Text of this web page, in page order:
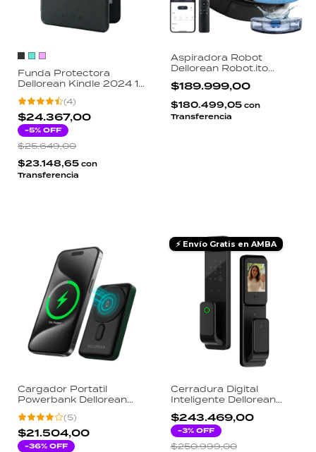
Funda Protectora
Dellorean Kindle 2024 11
Generacion 6 Pulgadas
Smart Case Magnetica
Antirayaduras Diseño
Slim
(4)
$24.367,00
-5% OFF
$25.649,00
$23.148,65 con
Transferencia
Aspiradora Robot
Dellorean Robot.ito
Barre Trapea WiFi App
Tuya Google Alexa
Sensores Antichoque
$189.999,00
$180.499,05 con
Transferencia
Cargador Portatil
Powerbank Dellorean
PowerOn 10000mAh
20W PD Magsafe Carga
Inalambrica Reloj Display
Digital USB-C
(5)
$21.504,00
-36% OFF
⚡ Envío Gratis en AMBA
Cerradura Digital
Inteligente Dellorean
SOWL Cámara WiFi 7
Modos Huella App
Tarjeta Pin Llave Mando
$243.469,00
-3% OFF
$250.999,00